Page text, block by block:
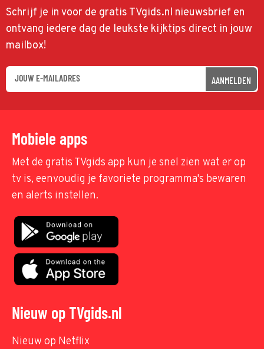
Schrijf je in voor de gratis TVgids.nl nieuwsbrief en
ontvang iedere dag de leukste kijktips direct in jouw
mailbox!
AANMELDEN
Mobiele apps
Met de gratis TVgids app kun je snel zien wat er op
tv is, eenvoudig je favoriete programma's bewaren
en alerts instellen.
Nieuw op TVgids.nl
Nieuw op Netflix